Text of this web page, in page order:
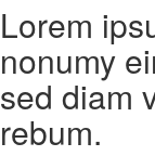
Lorem
nonumy
sed diam
rebum.